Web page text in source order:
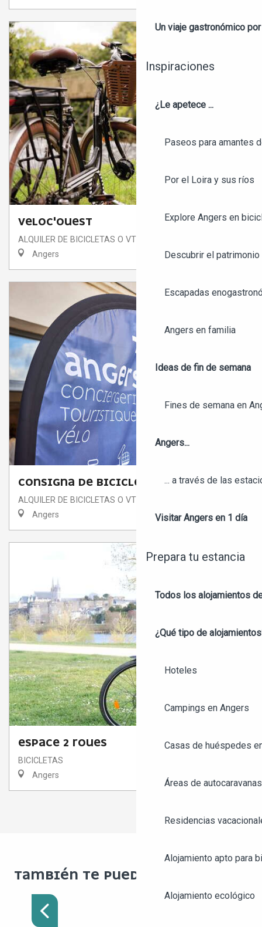
Un viaje gastronómico
Inspiraciones
¿Le apetece ...
Paseos para amantes
Por el Loira y sus ríos
Explore Angers en
Descubrir el
Escapadas
Angers en familia
Ideas de fin de semana
Fines de semana en
Angers...
... a través de las
Visitar Angers en 1 día
Prepara tu estancia
Todos los alojamientos
¿Qué tipo de
Hoteles
Campings en Angers
Casas de huéspedes
Áreas de autocaravanas
Residencias
Alojamiento apto para
Alojamiento ecológico
VELOC'OUEST
ALQUILER DE BICICLETAS O VTT
Angers
CONSIGNA DE BICICLETAS
ALQUILER DE BICICLETAS O VTT
Angers
ESPACE 2 ROUES
BICICLETAS
Angers
TAMBIÉN TE PUEDE GUSTAR :
RUTAS DE GRAVEL